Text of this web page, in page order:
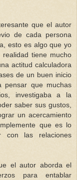
que el autor
de cada persona
esto es algo que yo
tiene mucho
actitud calculadora
de un buen inicio
que muchas
investigaba a la
saber sus gustos,
un acercamiento
que es lo
con las relaciones
el autor aborda el
para entablar